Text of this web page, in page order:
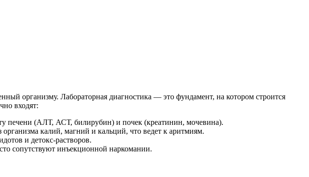
организму. Лабораторная диагностика — это фундамент, на котором строится
входят:
печени (АЛТ, АСТ, билирубин) и почек (креатинин, мочевина).
калий, магний и кальций, что ведет к аритмиям.
и детокс-растворов.
сопутствуют инъекционной наркомании.